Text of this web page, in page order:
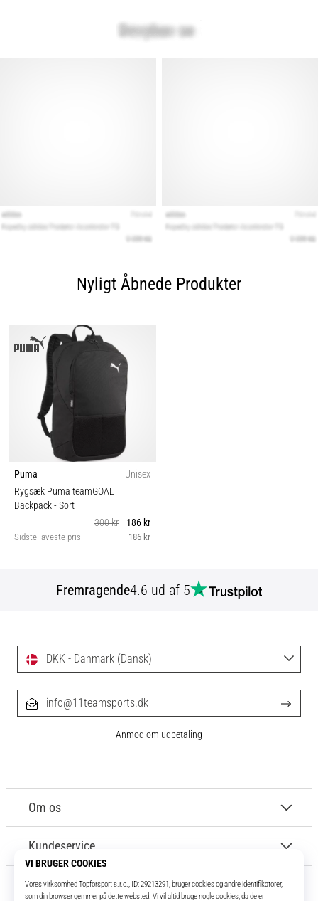
Nyligt Åbnede Produkter
Puma
Unisex
Rygsæk Puma teamGOAL
Backpack- Sort
300 kr
186 kr
Sidste laveste pris 186 kr
Fremragende4.6 ud af 5
Om os
Kundeservice
DKK - Danmark (Dansk)
info@11teamsports.dk
Anmod om udbetaling